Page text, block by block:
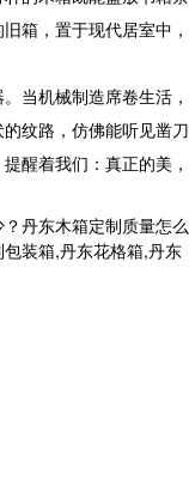
箱，置于现代居室中，
当机械制造席卷生活，
纹路，仿佛能听见凿刀
醒着我们：真正的美，
丹东木箱定制质量怎么
装箱,丹东花格箱,丹东